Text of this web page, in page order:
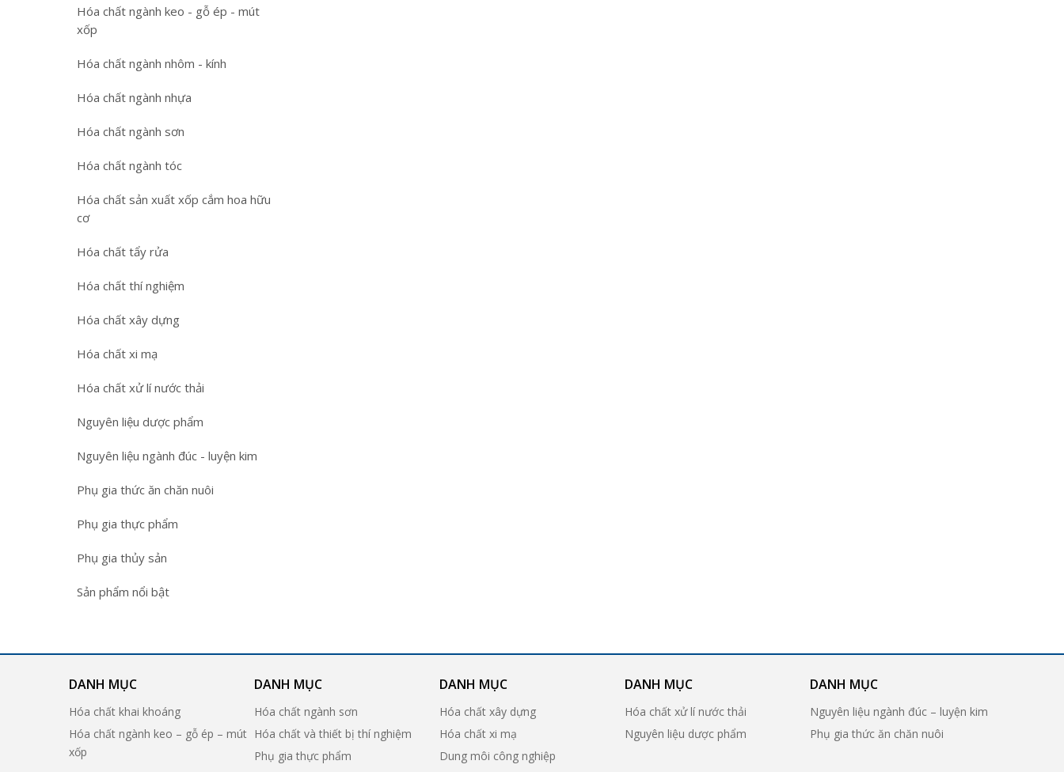
Hóa chất ngành keo - gỗ ép - mút
xốp
Hóa chất ngành nhôm - kính
Hóa chất ngành nhựa
Hóa chất ngành sơn
Hóa chất ngành tóc
Hóa chất sản xuất xốp cắm hoa hữu
cơ
Hóa chất tẩy rửa
Hóa chất thí nghiệm
Hóa chất xây dựng
Hóa chất xi mạ
Hóa chất xử lí nước thải
Nguyên liệu dược phẩm
Nguyên liệu ngành đúc - luyện kim
Phụ gia thức ăn chăn nuôi
Phụ gia thực phẩm
Phụ gia thủy sản
Sản phẩm nổi bật
DANH MỤC
Hóa chất khai khoáng
Hóa chất ngành keo – gỗ ép – mút
xốp
DANH MỤC
Hóa chất ngành sơn
Hóa chất và thiết bị thí nghiệm
Phụ gia thực phẩm
DANH MỤC
Hóa chất xây dựng
Hóa chất xi mạ
Dung môi công nghiệp
DANH MỤC
Hóa chất xử lí nước thải
Nguyên liệu dược phẩm
DANH MỤC
Nguyên liệu ngành đúc – luyện kim
Phụ gia thức ăn chăn nuôi